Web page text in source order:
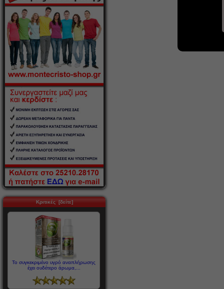
Κριτικές [δείτε]
Το συγκεκριμένο υγρό αναπλήρωσης
έχει ουδέτερο άρωμα,...